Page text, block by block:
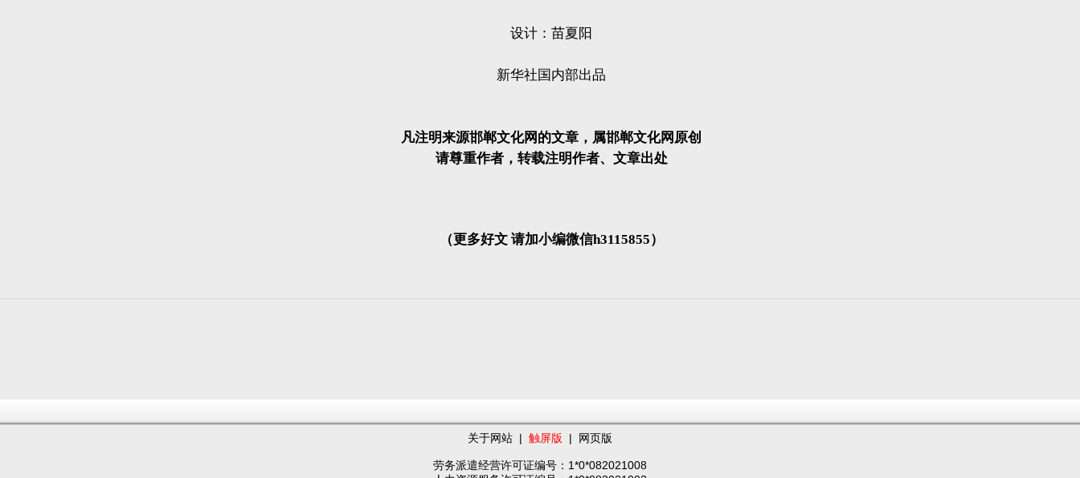
设计：苗夏阳
新华社国内部出品
凡注明来源邯郸文化网的文章，属邯郸文化网原创
请尊重作者，转载注明作者、文章出处
（更多好文 请加小编微信h3115855）
关于网站 | 触屏版 | 网页版
劳务派遣经营许可证编号：1*0*082021008